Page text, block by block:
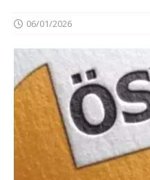
06/01/2026